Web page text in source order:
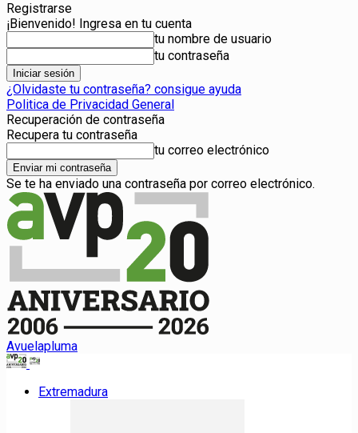
Registrarse
¡Bienvenido! Ingresa en tu cuenta
tu nombre de usuario
tu contraseña
¿Olvidaste tu contraseña? consigue ayuda
Politica de Privacidad General
Recuperación de contraseña
Recupera tu contraseña
tu correo electrónico
Se te ha enviado una contraseña por correo electrónico.
Avuelapluma
Extremadura